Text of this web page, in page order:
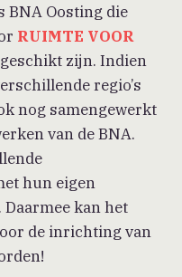
BNA Oosting die
RUIMTE VOOR
zijn. Indien
regio’s
nog samengewerkt
van de BNA.
hun eigen
kan het
de inrichting van